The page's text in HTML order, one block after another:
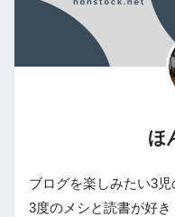
ほ
ブログを楽しみたい3
3度のメシと読書が好